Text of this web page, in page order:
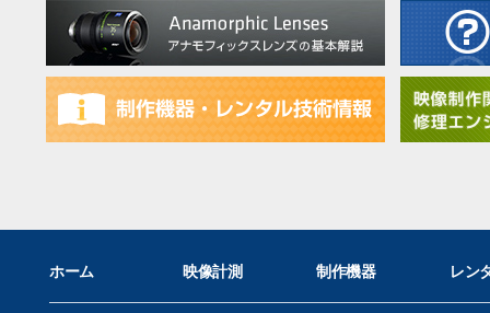
ホーム 映像計測 制作機器 レン